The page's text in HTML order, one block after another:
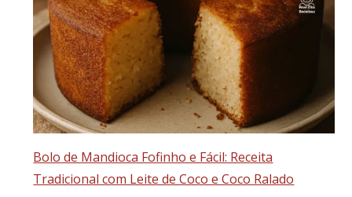
fofinho
tradicional
Bolo de Mandioca Fofinho e Fácil: Receita
Tradicional com Leite de Coco e Coco Ralado